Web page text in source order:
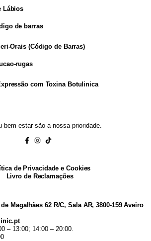
Lábios
Orais (Código de Barras)
com Toxina Botulinica
bem estar são a nossa prioridade.
de Privacidade e Cookies
Livro de Reclamações
Magalhães 62 R/C, Sala AR, 3800-159 Aveiro
– 13:00; 14:00 – 20:00.